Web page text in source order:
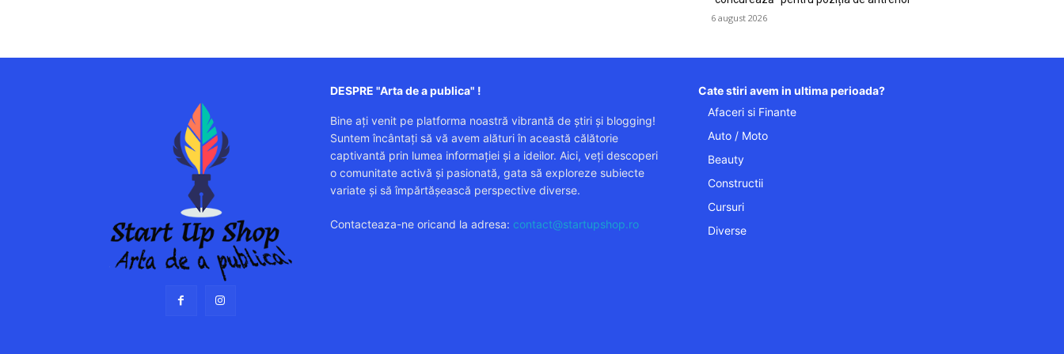
6 august 2026
DESPRE "Arta de a publica" !
Bine ați venit pe platforma noastră vibrantă de știri și blogging!
Suntem încântați să vă avem alături în această călătorie
captivantă prin lumea informației și a ideilor. Aici, veți descoperi
o comunitate activă și pasionată, gata să exploreze subiecte
variate și să împărtășească perspective diverse.
Contacteaza-ne oricand la adresa: contact@startupshop.ro
Cate stiri avem in ultima perioada?
Afaceri si Finante
Auto / Moto
Beauty
Constructii
Cursuri
Diverse